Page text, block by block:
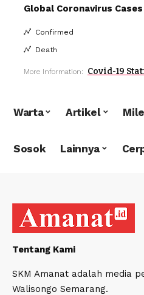
Global Coronavirus Cases
Confirmed
Death
More Information: Covid-19
Warta Artikel
Sosok Lainnya
Tentang Kami
SKM Amanat adalah media
Walisongo Semarang.